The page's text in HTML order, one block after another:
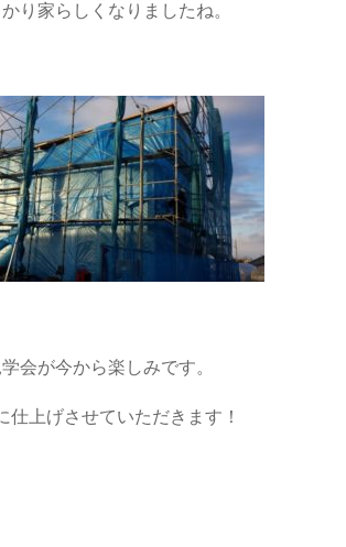
り家らしくなりましたね。
学会が今から楽しみです。
仕上げさせていただきます！